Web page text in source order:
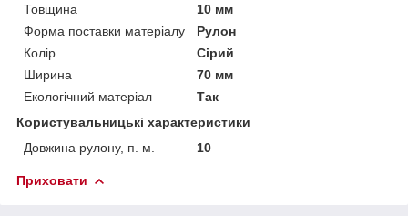
Товщина
10 мм
Форма поставки матеріалу
Рулон
Колір
Сірий
Ширина
70 мм
Екологічний матеріал
Так
Користувальницькі характеристики
Довжина рулону, п. м.
10
Приховати